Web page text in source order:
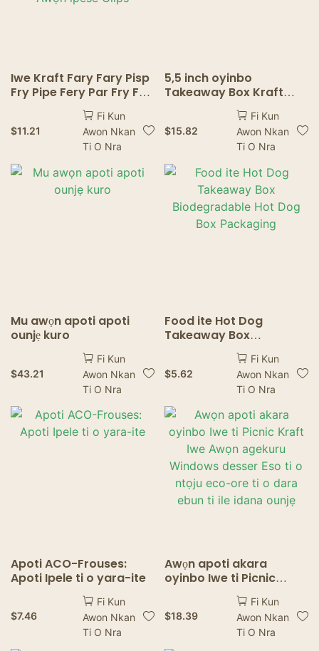
Iwe Kraft Fary Fary Pisp
Fry Pipe Fery Par Fry Fry
Frand Frand Dide Fries
Clips Apo Awọn ohun elo
Awọn ipese Clips
$11.21
Fi Kun
Awon Nkan
Ti O Nra
5,5 inch oyinbo
Takeaway Box Kraft
Paper Bakery Takeaway
$15.82
Fi Kun
Awon Nkan
Ti O Nra
Mu awọn apoti apoti
ounjẹ kuro
$43.21
Fi Kun
Awon Nkan
Ti O Nra
Food ite Hot Dog
Takeaway Box
Biodegradable Hot Dog
Box Packaging
$5.62
Fi Kun
Awon Nkan
Ti O Nra
Apoti ACO-Frouses:
Apoti Ipele ti o yara-ite
$7.46
Fi Kun
Awon Nkan
Ti O Nra
Awọn apoti akara
oyinbo Iwe ti Picnic
Kraft Iwe Awọn agekuru
Windows desser Eso ti o
ntọju eco-ore ti o dara
ebun ti ile idana ounjẹ
$18.39
Fi Kun
Awon Nkan
Ti O Nra